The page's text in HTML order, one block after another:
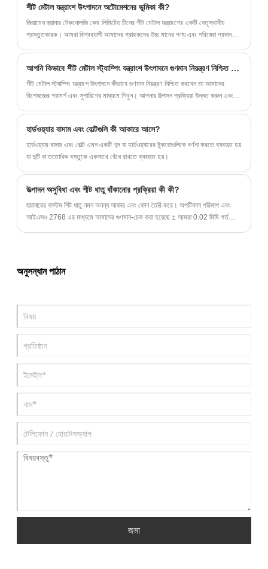
এবং স্থপতিদের মধ্যে একটি পছন্দের পছন্দ হয়ে উঠছে।
শীট মেটাল যন্ত্রাংশ উৎপাদনে অটোমেশনের ভূমিকা কী?
জিয়ামেন হুয়ানার টেকনোলজি কোং লিমিটেড চীনের শীট মেটাল যন্ত্রাংশের একটি নেতৃস্থানীয়
প্রস্তুতকারক। আমরা বিশ্বব্যাপী আমাদের গ্রাহকদের উচ্চ মানের পণ্য এবং পরিষেবা প্রদান
আপনি কিভাবে শীট মেটাল স্ট্যাম্পিং যন্ত্রাংশ উৎপাদনে গুণমান নিয়ন্ত্রণ নিশ্চিত করবেন?
শীট মেটাল স্ট্যাম্পিং যন্ত্রাংশ উৎপাদনে কীভাবে গুণমান নিয়ন্ত্রণ নিশ্চিত করবেন তা আমাদের
বিশেষজ্ঞের পরামর্শ এবং সুপারিশের মাধ্যমে শিখুন। আপনার উত্পাদন প্রক্রিয়া উন্নত করুন এবং
হার্ডওয়্যার বাদাম এবং বোল্টগুলি কী আকারে আসে?
হার্ডওয়্যার বাদাম এবং বোল্ট এমন একটি শব্দ যা হার্ডওয়্যারের টুকরোগুলিকে বর্ণনা করতে ব্যবহৃত হয়
যা দুটি বা ততোধিক বস্তুকে একসাথে বেঁধে রাখতে ব্যবহৃত হয়।
উত্পাদন অসুবিধা এবং শীট ধাতু বাঁকানোর প্রক্রিয়া কী কী?
হুয়ানারের কাস্টম শিট ধাতু নমন অনন্য আকার এবং কোণ তৈরি করে। অপটিকাল পরিমাপ এবং
আইএসও 2768 এর মাধ্যমে আমাদের গুণমান-চেক করা হয়েছে ± আমরা 0.02 মিমি গর্ত
অনুসন্ধান পাঠান
জমা